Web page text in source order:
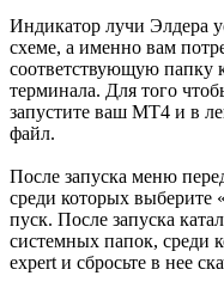
Индикатор лучи Элдера
схеме, а именно вам
соответствующую папку
терминала. Для того
запустите ваш МТ4 и в
файл.
После запуска меню
среди которых выберите
пуск. После запуска
системных папок, среди
expert и сбросьте в нее